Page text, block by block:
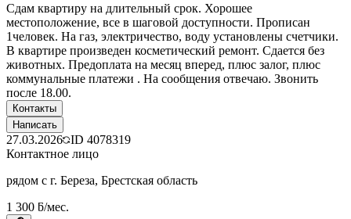
Сдам квартиру на длительный срок. Хорошее
местоположение, все в шаговой доступности. Прописан
1человек. На газ, электричество, воду установлены счетчики.
В квартире произведен косметический ремонт. Сдается без
животных. Предоплата на месяц вперед, плюс залог, плюс
коммунальные платежи . На сообщения отвечаю. Звонить
после 18.00.
Контакты
Написать
27.03.2026 ID 4078319
Контактное лицо
рядом с г. Береза, Брестская область
1 300 ƃ/мес.